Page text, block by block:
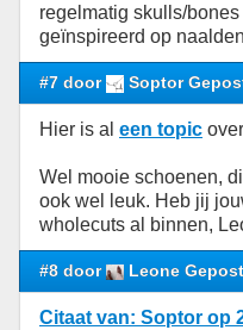
regelmatig skulls/
geïnspireerd op
#7 door Soptor
Hier is al een topic
Wel mooie schoenen,
ook wel leuk. Heb jij
wholecuts al binnen,
#8 door Leone
Citaat van: Soptor op